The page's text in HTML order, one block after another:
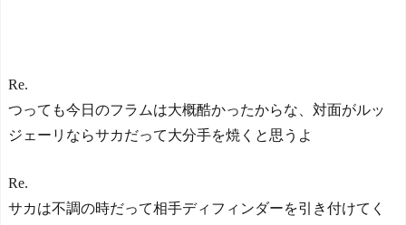
Re.
つっても今日のフラムは大概酷かったからな、対面がルッ
ジェーリならサカだって大分手を焼くと思うよ
Re.
サカは不調の時だって相手ディフィンダーを引き付けてく